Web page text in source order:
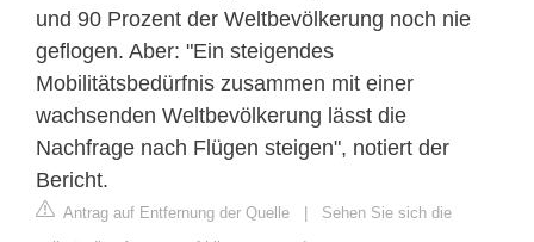
und 90 Prozent der Weltbevölkerung noch nie
geflogen. Aber: "Ein steigendes
Mobilitätsbedürfnis zusammen mit einer
wachsenden Weltbevölkerung lässt die
Nachfrage nach Flügen steigen", notiert der
Bericht.
Antrag auf Entfernung der Quelle | Sehen Sie sich die